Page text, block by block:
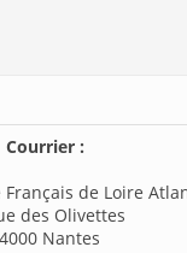
Courrier :
de Loire
des Olivettes
Nantes